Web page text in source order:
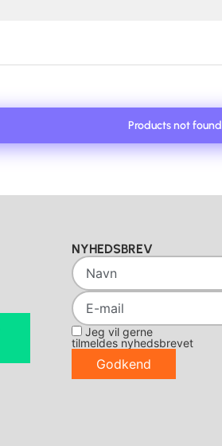
Products not found
NYHEDSBREV
tilmeldes nyhedsbrevet
Godkend